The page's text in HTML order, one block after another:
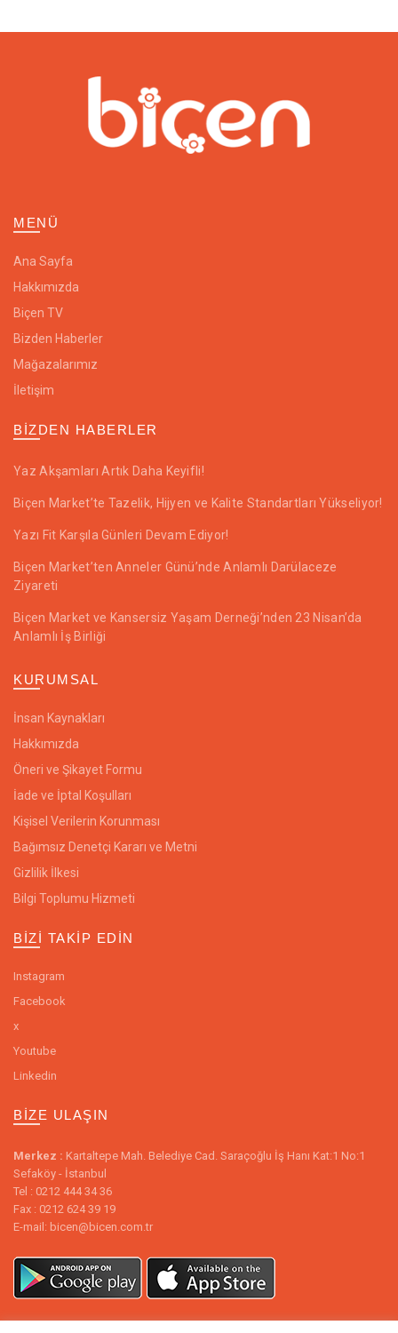
MENÜ
Ana Sayfa
Hakkımızda
Biçen TV
Bizden Haberler
Mağazalarımız
İletişim
BIZDEN HABERLER
Yaz Akşamları Artık Daha Keyifli!
Biçen Market’te Tazelik, Hijyen ve Kalite Standartları Yükseliyor!
Yazı Fit Karşıla Günleri Devam Ediyor!
Biçen Market’ten Anneler Günü’nde Anlamlı Darülaceze
Ziyareti
Biçen Market ve Kansersiz Yaşam Derneği’nden 23 Nisan’da
Anlamlı İş Birliği
KURUMSAL
İnsan Kaynakları
Hakkımızda
Öneri ve Şikayet Formu
İade ve İptal Koşulları
Kişisel Verilerin Korunması
Bağımsız Denetçi Kararı ve Metni
Gizlilik İlkesi
Bilgi Toplumu Hizmeti
BIZI TAKIP EDIN
Instagram
Facebook
x
Youtube
Linkedin
BIZE ULAŞIN
Merkez : Kartaltepe Mah. Belediye Cad. Saraçoğlu İş Hanı Kat:1 No:1
Sefaköy - İstanbul
Tel : 0212 444 34 36
Fax : 0212 624 39 19
E-mail: bicen@bicen.com.tr